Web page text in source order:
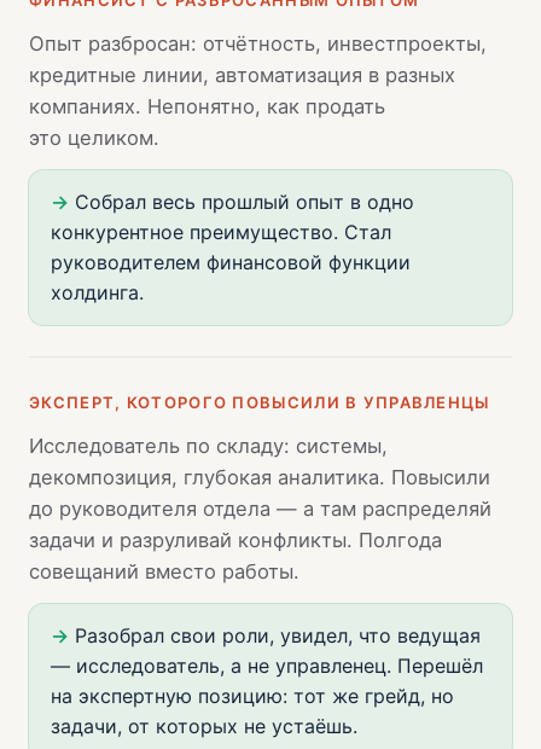
Опыт разбросан: отчётность, инвестпроекты,
кредитные линии, автоматизация в разных
компаниях. Непонятно, как продать
это целиком.
→ Собрал весь прошлый опыт в одно
конкурентное преимущество. Стал
руководителем финансовой функции
холдинга.
ЭКСПЕРТ, КОТОРОГО ПОВЫСИЛИ В УПРАВЛЕНЦЫ
Исследователь по складу: системы,
декомпозиция, глубокая аналитика. Повысили
до руководителя отдела — а там распределяй
задачи и разруливай конфликты. Полгода
совещаний вместо работы.
→ Разобрал свои роли, увидел, что ведущая
— исследователь, а не управленец. Перешёл
на экспертную позицию: тот же грейд, но
задачи, от которых не устаёшь.